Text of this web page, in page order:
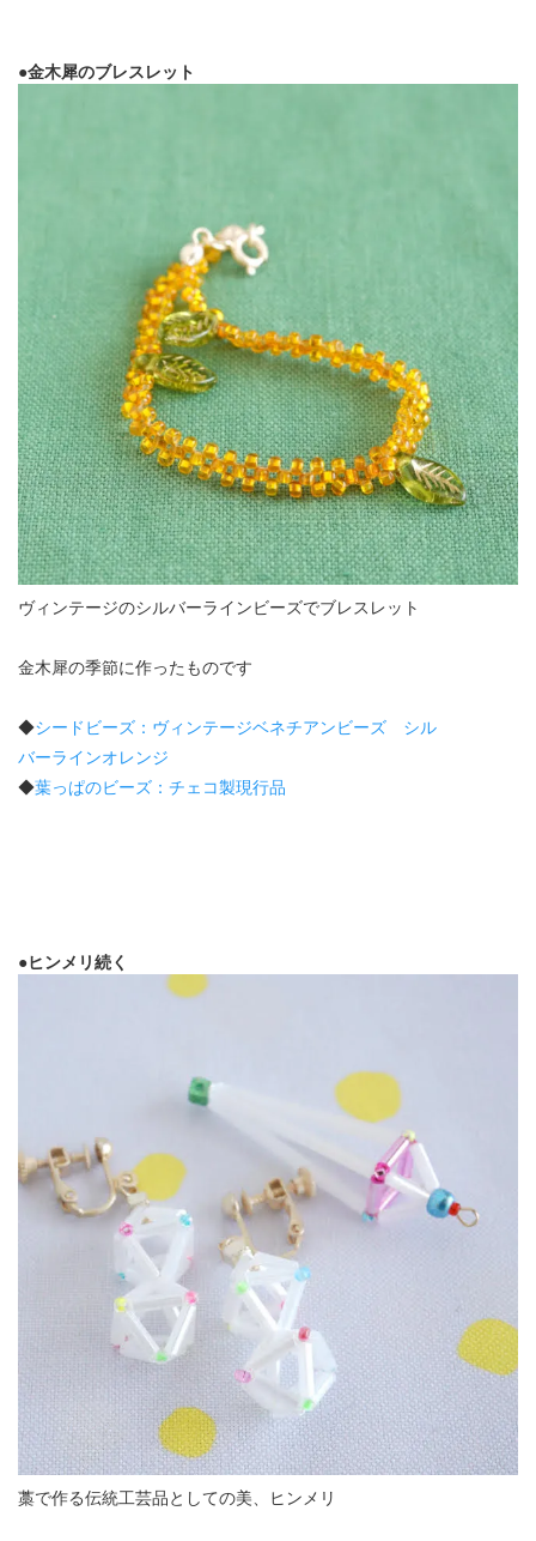
●金木犀のブレスレット
ヴィンテージのシルバーラインビーズでブレスレット
金木犀の季節に作ったものです
◆シードビーズ：ヴィンテージベネチアンビーズ シル
バーラインオレンジ
◆葉っぱのビーズ：チェコ製現行品
●ヒンメリ続く
藁で作る伝統工芸品としての美、ヒンメリ